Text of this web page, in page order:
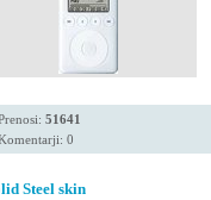
51641
0
Steel skin